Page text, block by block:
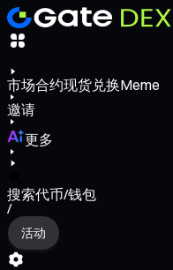
市场合约现货兑换Meme
邀请
更多
搜索代币/钱包
/
活动